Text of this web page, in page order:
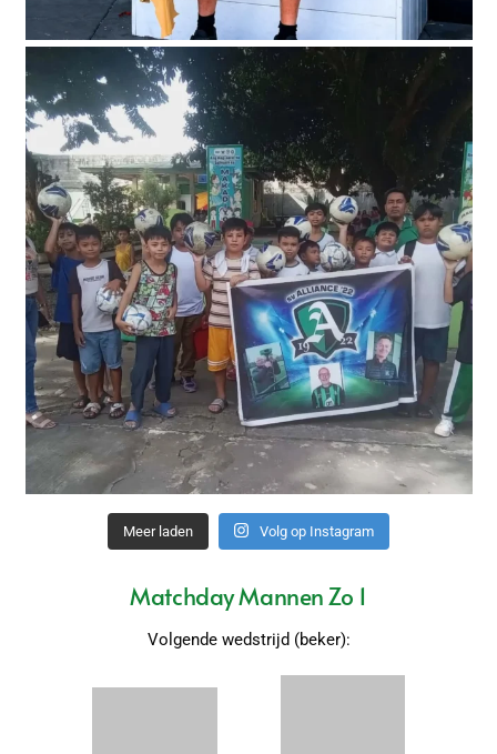
Meer laden Volg op Instagram
Matchday Mannen Zo 1
Volgende wedstrijd (beker):